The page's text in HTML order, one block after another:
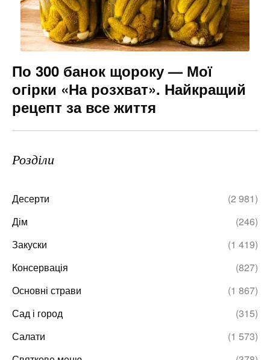
По 300 банок щороку — Мої
огірки «На розхват». Найкращий
рецепт за все життя
Розділи
Десерти
(2 981)
Дім
(246)
Закуски
(1 419)
Консервація
(827)
Основні страви
(1 867)
Сад і город
(315)
Салати
(1 573)